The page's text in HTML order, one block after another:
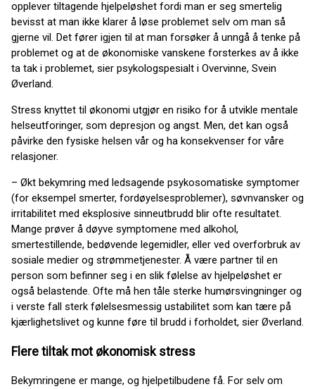
opplever tiltagende hjelpeløshet fordi man er seg smertelig
bevisst at man ikke klarer å løse problemet selv om man så
gjerne vil. Det fører igjen til at man forsøker å unngå å tenke på
problemet og at de økonomiske vanskene forsterkes av å ikke
ta tak i problemet, sier psykologspesialt i Overvinne, Svein
Øverland.
Stress knyttet til økonomi utgjør en risiko for å utvikle mentale
helseutforinger, som depresjon og angst. Men, det kan også
påvirke den fysiske helsen vår og ha konsekvenser for våre
relasjoner.
– Økt bekymring med ledsagende psykosomatiske symptomer
(for eksempel smerter, fordøyelsesproblemer), søvnvansker og
irritabilitet med eksplosive sinneutbrudd blir ofte resultatet.
Mange prøver å døyve symptomene med alkohol,
smertestillende, bedøvende legemidler, eller ved overforbruk av
sosiale medier og strømmetjenester. Å være partner til en
person som befinner seg i en slik følelse av hjelpeløshet er
også belastende. Ofte må hen tåle sterke humørsvingninger og
i verste fall sterk følelsesmessig ustabilitet som kan tære på
kjærlighetslivet og kunne føre til brudd i forholdet, sier Øverland.
Flere tiltak mot økonomisk stress
Bekymringene er mange, og hjelpetilbudene få. For selv om